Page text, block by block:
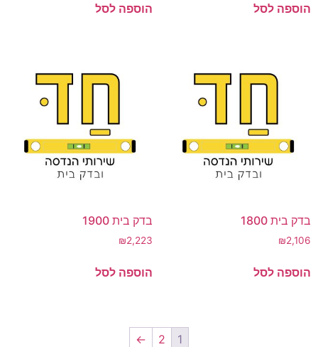
הוספה לסל הוספה לסל
בדק בית 1800
₪2,106
הוספה לסל
בדק בית 1900
₪2,223
הוספה לסל
1
2
←